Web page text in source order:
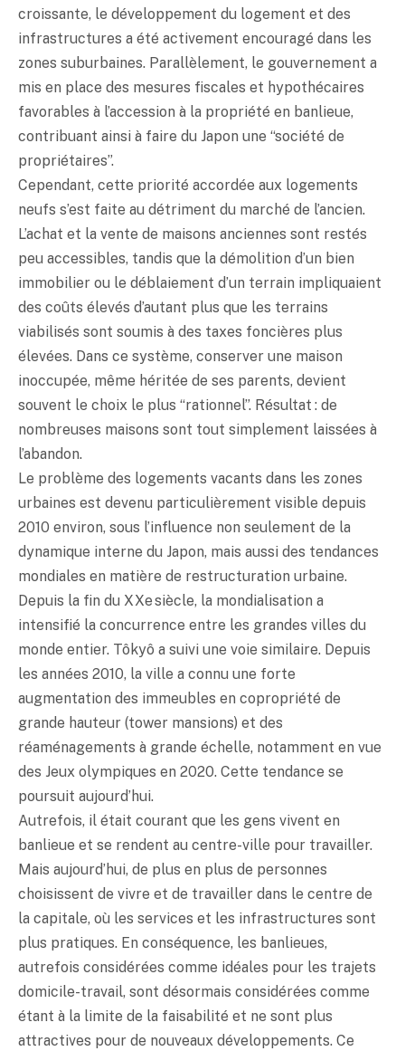
croissante, le développement du logement et des
infrastructures a été activement encouragé dans les
zones suburbaines. Parallèlement, le gouvernement a
mis en place des mesures fiscales et hypothécaires
favorables à l’accession à la propriété en banlieue,
contribuant ainsi à faire du Japon une “société de
propriétaires”.
Cependant, cette priorité accordée aux logements
neufs s’est faite au détriment du marché de l’ancien.
L’achat et la vente de maisons anciennes sont restés
peu accessibles, tandis que la démolition d’un bien
immobilier ou le déblaiement d’un terrain impliquaient
des coûts élevés d’autant plus que les terrains
viabilisés sont soumis à des taxes foncières plus
élevées. Dans ce système, conserver une maison
inoccupée, même héritée de ses parents, devient
souvent le choix le plus “rationnel”. Résultat : de
nombreuses maisons sont tout simplement laissées à
l’abandon.
Le problème des logements vacants dans les zones
urbaines est devenu particulièrement visible depuis
2010 environ, sous l’influence non seulement de la
dynamique interne du Japon, mais aussi des tendances
mondiales en matière de restructuration urbaine.
Depuis la fin du XXe siècle, la mondialisation a
intensifié la concurrence entre les grandes villes du
monde entier. Tôkyô a suivi une voie similaire. Depuis
les années 2010, la ville a connu une forte
augmentation des immeubles en copropriété de
grande hauteur (tower mansions) et des
réaménagements à grande échelle, notamment en vue
des Jeux olympiques en 2020. Cette tendance se
poursuit aujourd’hui.
Autrefois, il était courant que les gens vivent en
banlieue et se rendent au centre-ville pour travailler.
Mais aujourd’hui, de plus en plus de personnes
choisissent de vivre et de travailler dans le centre de
la capitale, où les services et les infrastructures sont
plus pratiques. En conséquence, les banlieues,
autrefois considérées comme idéales pour les trajets
domicile-travail, sont désormais considérées comme
étant à la limite de la faisabilité et ne sont plus
attractives pour de nouveaux développements. Ce